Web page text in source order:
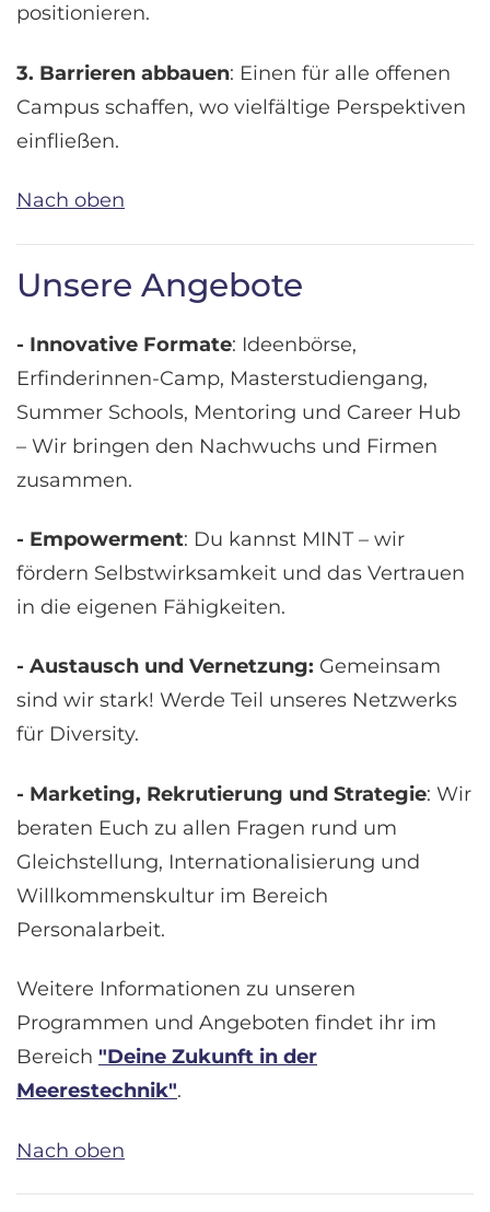
positionieren.
3. Barrieren abbauen: Einen für alle offenen
Campus schaffen, wo vielfältige Perspektiven
einfließen.
Nach oben
Unsere Angebote
- Innovative Formate: Ideenbörse,
Erfinderinnen-Camp, Masterstudiengang,
Summer Schools, Mentoring und Career Hub
– Wir bringen den Nachwuchs und Firmen
zusammen.
- Empowerment: Du kannst MINT – wir
fördern Selbstwirksamkeit und das Vertrauen
in die eigenen Fähigkeiten.
- Austausch und Vernetzung: Gemeinsam
sind wir stark! Werde Teil unseres Netzwerks
für Diversity.
- Marketing, Rekrutierung und Strategie: Wir
beraten Euch zu allen Fragen rund um
Gleichstellung, Internationalisierung und
Willkommenskultur im Bereich
Personalarbeit.
Weitere Informationen zu unseren
Programmen und Angeboten findet ihr im
Bereich "Deine Zukunft in der
Meerestechnik".
Nach oben